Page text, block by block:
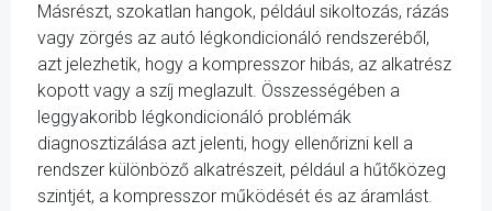
Másrészt, szokatlan hangok, például sikoltozás, rázás
vagy zörgés az autó légkondicionáló rendszeréből,
azt jelezhetik, hogy a kompresszor hibás, az alkatrész
kopott vagy a szíj meglazult. Összességében a
leggyakoribb légkondicionáló problémák
diagnosztizálása azt jelenti, hogy ellenőrizni kell a
rendszer különböző alkatrészeit, például a hűtőközeg
szintjét, a kompresszor működését és az áramlást.